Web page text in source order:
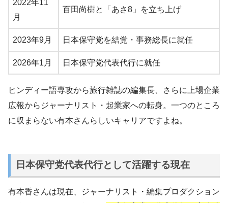
2022年11
月
百田尚樹と「あさ8」を立ち上げ
2023年9月 日本保守党を結党・事務総長に就任
2026年1月 日本保守党代表代行に就任
ヒンディー語専攻から旅行雑誌の編集長、さらに上場企業
広報からジャーナリスト・起業家への転身。一つのところ
に収まらない有本さんらしいキャリアですよね。
日本保守党代表代行として活躍する現在
有本香さんは現在、ジャーナリスト・編集プロダクション